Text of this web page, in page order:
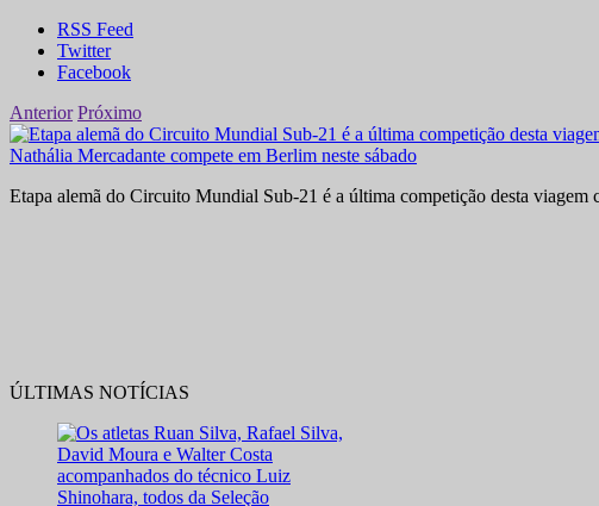
RSS Feed
Twitter
Facebook
Anterior Próximo
Nathália Mercadante compete em Berlim neste sábado
Etapa alemã do Circuito Mundial Sub-21 é a última competição desta
ÚLTIMAS NOTÍCIAS